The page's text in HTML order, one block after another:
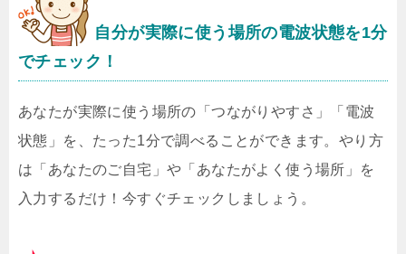
自分が実際に使う場所の電波状態を1分
でチェック！
あなたが実際に使う場所の「つながりやすさ」「電波
状態」を、たった1分で調べることができます。やり方
は「あなたのご自宅」や「あなたがよく使う場所」を
入力するだけ！今すぐチェックしましょう。